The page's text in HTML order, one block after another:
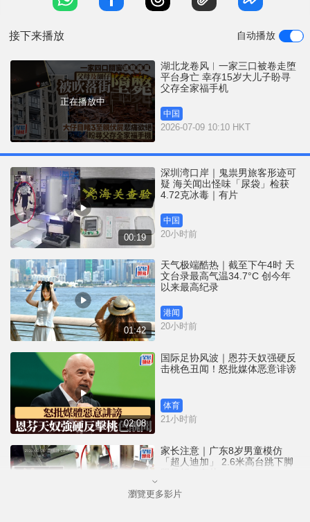
讲事发的情况。当时自己应母要求关窗，由于太大
接下来播放 自动播放
正在播放中
湖北龙卷风︱一家三口被卷走堕
平台身亡 幸存15岁大儿子盼寻
父存全家福手机
中国
2026-07-09 10:10 HKT
00:19
深圳湾口岸｜鬼祟男旅客形迹可
疑 海关闻出怪味「尿袋」检获
4.72克冰毒｜有片
中国
20小时前
01:42
天气极端酷热｜截至下午4时 天
文台录最高气温34.7°C 创今年
以来最高纪录
港闻
20小时前
02:08
国际足协风波｜恩芬天奴强硬反
击桃色丑闻！怒批媒体恶意诽谤
体育
21小时前
家长注意｜广东8岁男童模仿
「超人迪加」 2.6米高台跳下脚
中国
瀏覽更多影片